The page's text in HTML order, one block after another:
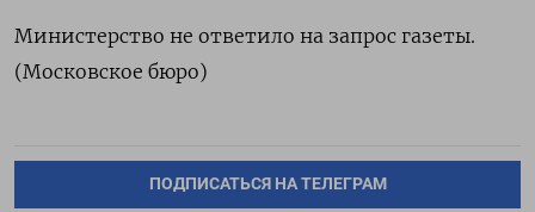
Министерство не ответило на запрос газеты.
(Московское бюро)
ПОДПИСАТЬСЯ НА ТЕЛЕГРАМ